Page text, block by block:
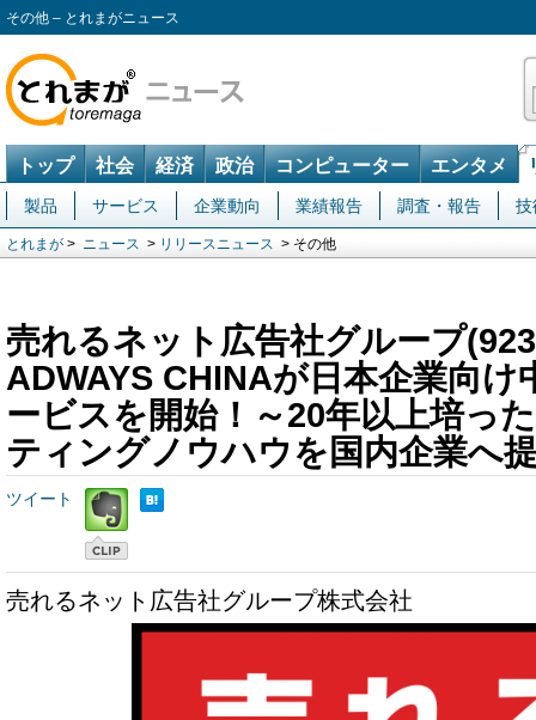
その他 – とれまがニュース
トップ 社会 経済 政治 コンピューター エンタメ
製品 サービス 企業動向 業績報告 調査・報告 技
とれまが > ニュース > リリースニュース > その他
売れるネット広告社グループ
ADWAYS CHINAが日本企業向け
ービスを開始！～20年以上培っ
ティングノウハウを国内企業へ
ツイート
売れるネット広告社グループ株式会社